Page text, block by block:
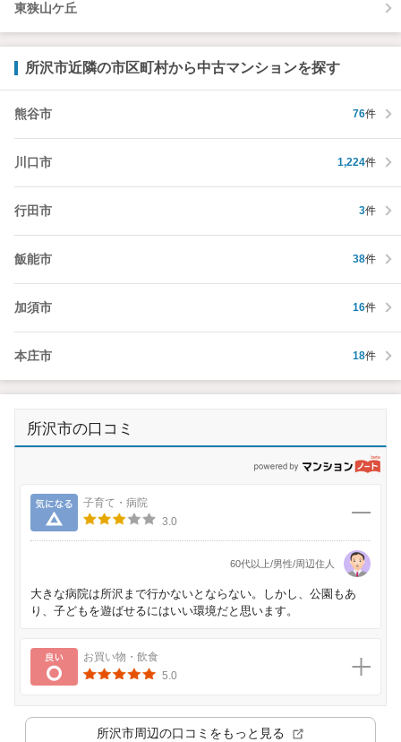
東狭山ケ丘
所沢市近隣の市区町村から中古マンションを探す
熊谷市 76件
川口市 1,224件
行田市 3件
飯能市 38件
加須市 16件
本庄市 18件
所沢市の口コミ
気になる
子育て・病院
3.0
60代以上/男性/周辺住人
大きな病院は所沢まで行かないとならない。しかし、公園もあ
り、子どもを遊ばせるにはいい環境だと思います。
良い
お買い物・飲食
5.0
所沢市周辺の口コミをもっと見る